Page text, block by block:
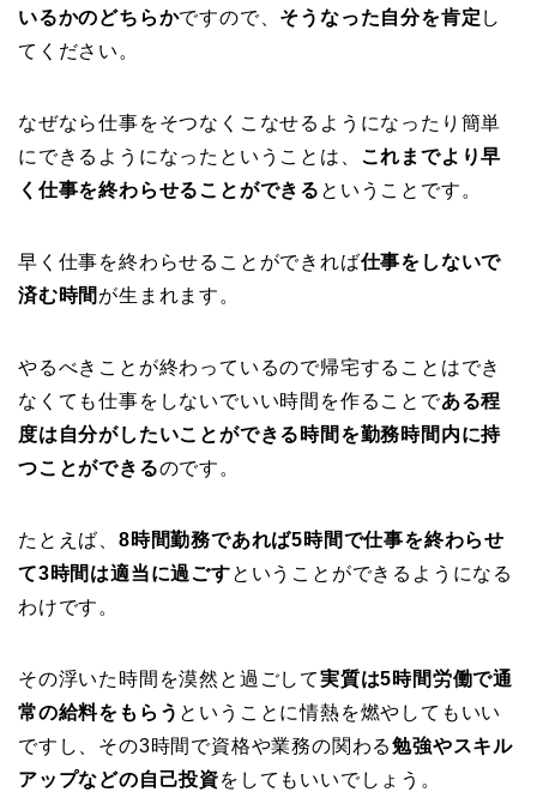
いるかのどちらかですので、 そうなった自分を肯定 し
てください。
なぜなら仕事をそつなくこなせるようになったり簡単
にできるようになったということは、
これまでより早
く仕事を終わらせることができる ということです。
早く仕事を終わらせることができれば仕事をしないで
済む時間 が生まれます。
やるべきことが終わっているので帰宅することはでき
なくても仕事をしないでいい時間を作ることである程
度は自分がしたいことができる時間を勤務時間内に持
つことができるのです。
たとえば、 8時間勤務であれば5時間で仕事を終わらせ
て3時間は適当に過ごすということができるようになる
わけです。
その浮いた時間を漠然と過ごして実質は5時間労働で通
常の給料をもらう ということに情熱を燃やしてもいい
ですし、その3時間で資格や業務の関わる勉強やスキル
アップなどの自己投資をしてもいいでしょう。